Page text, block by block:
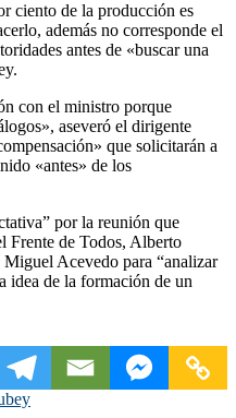
ciento de la producción es
además no corresponde el
antes de «buscar una
con el ministro porque
aseveró el dirigente
que solicitarán a
«antes» de los
por la reunión que
Frente de Todos, Alberto
Acevedo para “analizar
idea de la formación de un